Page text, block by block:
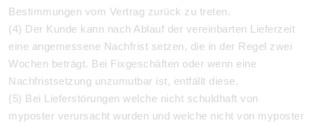
Bestimmungen vom Vertrag zurück zu treten.
(4) Der Kunde kann nach Ablauf der vereinbarten Lieferzeit
eine angemessene Nachfrist setzen, die in der Regel zwei
Wochen beträgt. Bei Fixgeschäften oder wenn eine
Nachfristsetzung unzumutbar ist, entfällt diese.
(5) Bei Lieferstörungen welche nicht schuldhaft von
myposter verursacht wurden und welche nicht von myposter